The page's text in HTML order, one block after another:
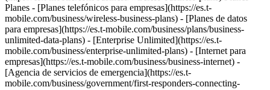
Planes - [Planes telefónicos para empresas](https://es.t-
mobile.com/business/wireless-business-plans) - [Planes de datos
para empresas](https://es.t-mobile.com/business/plans/business-
unlimited-data-plans) - [Enterprise Unlimited](https://es.t-
mobile.com/business/enterprise-unlimited-plans) - [Internet para
empresas](https://es.t-mobile.com/business/business-internet) -
[Agencia de servicios de emergencia](https://es.t-
mobile.com/business/government/first-responders-connecting-